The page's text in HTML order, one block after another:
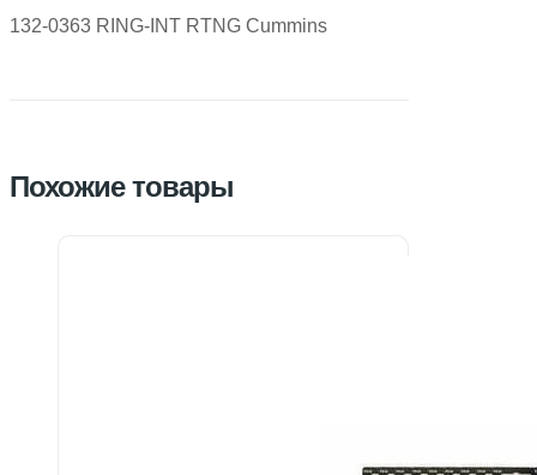
132-0363 RING-INT RTNG Cummins
Похожие товары